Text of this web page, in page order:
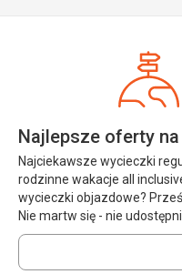
Najlepsze oferty
Najciekawsze wycieczki
rodzinne wakacje all
wycieczki objazdowe?
Nie martw się - nie
Wprowadź
swój